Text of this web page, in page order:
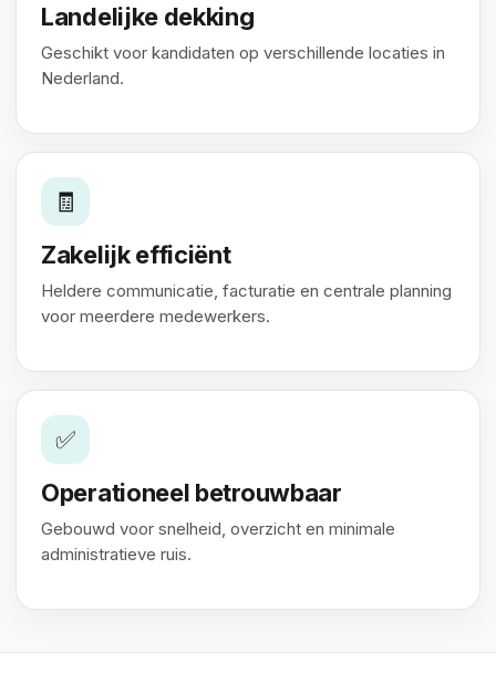
Landelijke dekking
Geschikt voor kandidaten op verschillende locaties in
Nederland.
🧾
Zakelijk efficiënt
Heldere communicatie, facturatie en centrale planning
voor meerdere medewerkers.
✅
Operationeel betrouwbaar
Gebouwd voor snelheid, overzicht en minimale
administratieve ruis.